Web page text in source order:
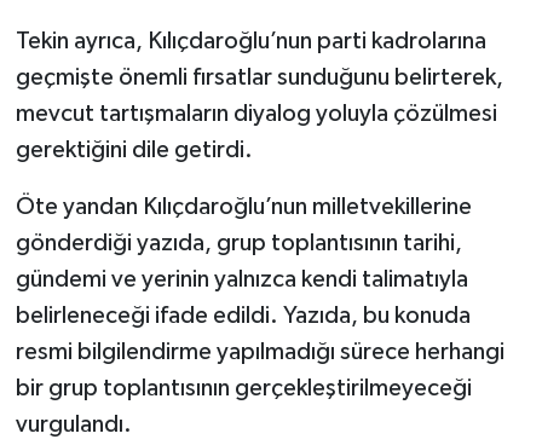
Tekin ayrıca, Kılıçdaroğlu’nun parti kadrolarına
geçmişte önemli fırsatlar sunduğunu belirterek,
mevcut tartışmaların diyalog yoluyla çözülmesi
gerektiğini dile getirdi.
Öte yandan Kılıçdaroğlu’nun milletvekillerine
gönderdiği yazıda, grup toplantısının tarihi,
gündemi ve yerinin yalnızca kendi talimatıyla
belirleneceği ifade edildi. Yazıda, bu konuda
resmi bilgilendirme yapılmadığı sürece herhangi
bir grup toplantısının gerçekleştirilmeyeceği
vurgulandı.